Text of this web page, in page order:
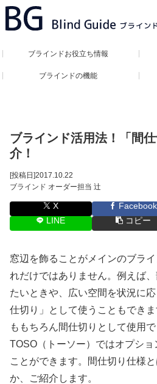
ブラインドお役立ち情報
ブラインドの機能
ブラインド活用法！「間
介！
[投稿日]2017.10.22
ブラインド オーダー担当 辻
X Facebook
LINE
コピー
窓辺を飾ることがメインのブラ
れだけではありません。例えば
たいときや、広い空間を状況に
仕切り」として使うこともでき
ももちろん間仕切りとして使用で
TOSO（トーソー）ではオプシ
ことができます。間仕切り仕様
か、ご紹介します。